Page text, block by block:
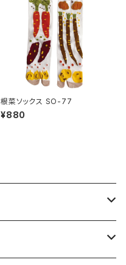
根菜ソックス SO-77
¥880